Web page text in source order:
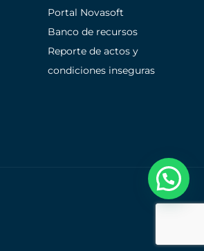
Portal Novasoft
Banco de recursos
Reporte de actos y
condiciones inseguras